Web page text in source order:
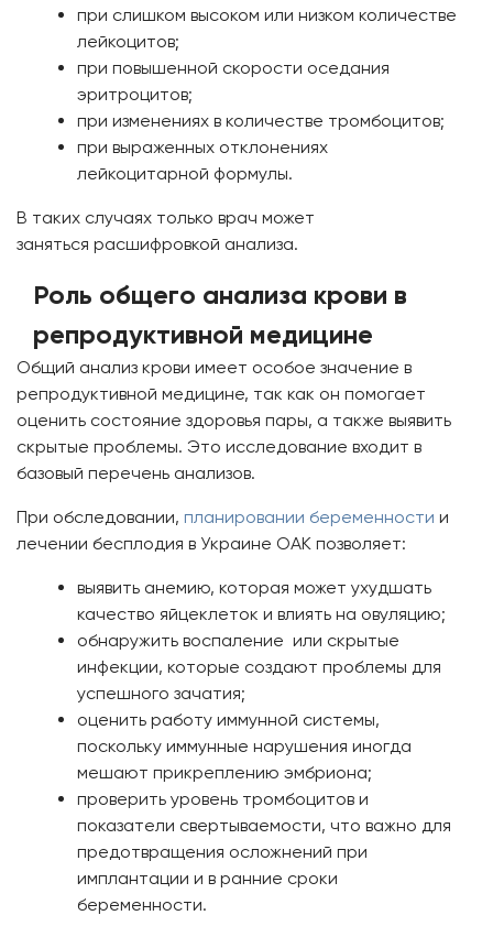
при слишком высоком или низком количестве
лейкоцитов;
при повышенной скорости оседания
эритроцитов;
при изменениях в количестве тромбоцитов;
при выраженных отклонениях
лейкоцитарной формулы.
В таких случаях только врач может
заняться расшифровкой анализа.
Роль общего анализа крови в
репродуктивной медицине
Общий анализ крови имеет особое значение в
репродуктивной медицине, так как он помогает
оценить состояние здоровья пары, а также выявить
скрытые проблемы. Это исследование входит в
базовый перечень анализов.
При обследовании, планировании беременности и
лечении бесплодия в Украине ОАК позволяет:
выявить анемию, которая может ухудшать
качество яйцеклеток и влиять на овуляцию;
обнаружить воспаление или скрытые
инфекции, которые создают проблемы для
успешного зачатия;
оценить работу иммунной системы,
поскольку иммунные нарушения иногда
мешают прикреплению эмбриона;
проверить уровень тромбоцитов и
показатели свертываемости, что важно для
предотвращения осложнений при
имплантации и в ранние сроки
беременности.